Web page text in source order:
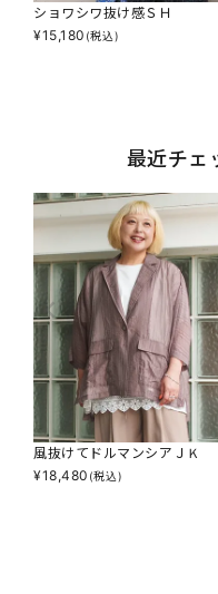
ショワシワ抜け感ＳＨ
¥15,180 (税込)
最近チェ
風抜けてドルマンシアＪＫ
¥18,480 (税込)